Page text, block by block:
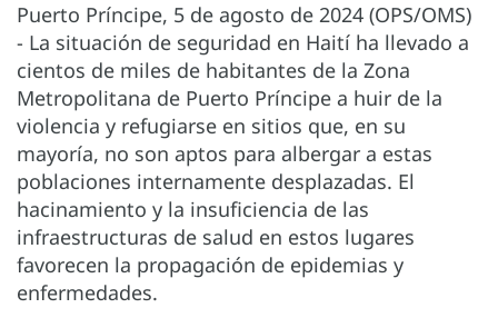
Puerto Príncipe, 5 de agosto de 2024 (OPS/OMS)
- La situación de seguridad en Haití ha llevado a
cientos de miles de habitantes de la Zona
Metropolitana de Puerto Príncipe a huir de la
violencia y refugiarse en sitios que, en su
mayoría, no son aptos para albergar a estas
poblaciones internamente desplazadas. El
hacinamiento y la insuficiencia de las
infraestructuras de salud en estos lugares
favorecen la propagación de epidemias y
enfermedades.